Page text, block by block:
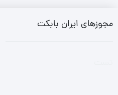
مجوزهای ایران بابکت